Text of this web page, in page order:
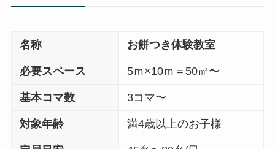
名称 お餅つき体験教室
必要スペース 5ｍ×10ｍ＝50㎡〜
基本コマ数 3コマ〜
対象年齢 満4歳以上のお子様